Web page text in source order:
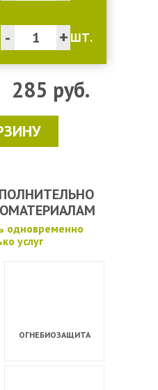
- + ШТ.
285 руб.
одновременно
услуг
ОГНЕБИОЗАЩИТА